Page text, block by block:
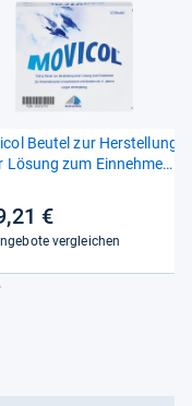
Beu­tel zur Her­stel­lung
Lösung zum Ein­neh­men
€
vergleichen